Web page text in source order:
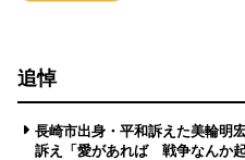
追悼
長崎市出身・平和訴えた美輪明
訴え「愛があれば 戦争なんか起